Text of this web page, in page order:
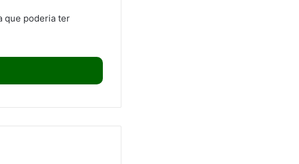
que poderia ter